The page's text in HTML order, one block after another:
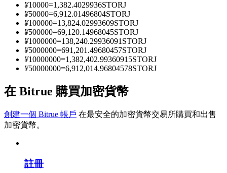
包含交易情況等的大數據分析
¥10000=1,382.4029936STORJ
¥50000=6,912.01496804STORJ
¥100000=13,824.02993609STORJ
¥500000=69,120.14968045STORJ
¥1000000=138,240.29936091 STORJ
¥5000000=691,201.49680457STORJ
¥10000000=1,382,402.99360915STORJ
¥50000000=6,912,014.96804578STORJ
在 Bitrue 購買加密貨幣
創建一個 Bitrue 帳戶 在最安全的加密貨幣交易所購買和出售
加密貨幣。
註冊